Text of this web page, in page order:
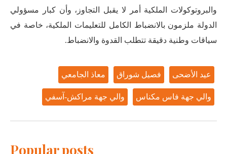
والبروتوكولات الملكية أمر لا يقبل التجاوز، وأن كبار مسؤولي
الدولة ملزمون بالانضباط الكامل للتعليمات الملكية، خاصة في
سياقات وطنية دقيقة تتطلب القدوة والانضباط.
عيد الأضحى فصيل شوراق معاذ الجامعي
والي جهة فاس مكناس والي جهة مراكش-آسفي
Popular posts